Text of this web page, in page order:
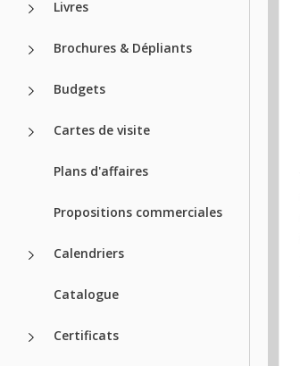
Livres
Brochures & Dépliants
Budgets
Cartes de visite
Plans d'affaires
Propositions commerciales
Calendriers
Catalogue
Certificats